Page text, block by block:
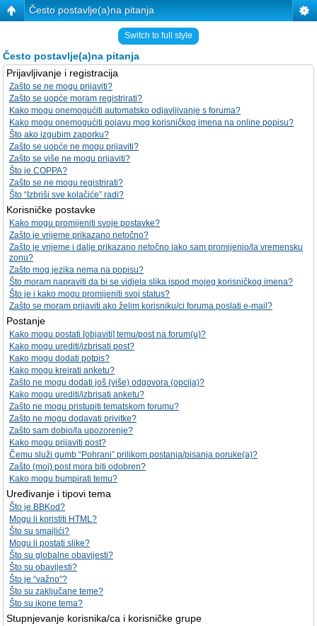
Često postavlje(a)na pitanja
Switch to full style
Često postavlje(a)na pitanja
Prijavljivanje i registracija
Zašto se ne mogu prijaviti?
Zašto se uopće moram registrirati?
Kako mogu onemogućiti automatsko odjavljivanje s foruma?
Kako mogu onemogućiti pojavu mog korisničkog imena na online popisu?
Što ako izgubim zaporku?
Zašto se uopće ne mogu prijaviti?
Zašto se više ne mogu prijaviti?
Što je COPPA?
Zašto se ne mogu registrirati?
Što “Izbriši sve kolačiće” radi?
Korisničke postavke
Kako mogu promijeniti svoje postavke?
Zašto je vrijeme prikazano netočno?
Zašto je vrijeme i dalje prikazano netočno iako sam promijenio/la vremensku
zonu?
Zašto mog jezika nema na popisu?
Što moram napraviti da bi se vidjela slika ispod mojeg korisničkog imena?
Što je i kako mogu promijeniti svoj status?
Zašto se moram prijaviti ako želim korisniku/ci foruma poslati e-mail?
Postanje
Kako mogu postati [objaviti] temu/post na forum(u)?
Kako mogu urediti/izbrisati post?
Kako mogu dodati potpis?
Kako mogu kreirati anketu?
Zašto ne mogu dodati još (više) odgovora (opcija)?
Kako mogu urediti/izbrisati anketu?
Zašto ne mogu pristupiti tematskom forumu?
Zašto ne mogu dodavati privitke?
Zašto sam dobio/la upozorenje?
Kako mogu prijaviti post?
Čemu služi gumb “Pohrani” prilikom postanja/pisanja poruke(a)?
Zašto (moj) post mora biti odobren?
Kako mogu bumpirati temu?
Uređivanje i tipovi tema
Što je BBKod?
Mogu li koristiti HTML?
Što su smajlići?
Mogu li postati slike?
Što su globalne obavijesti?
Što su obavijesti?
Što je “važno”?
Što su zaključane teme?
Što su ikone tema?
Stupnjevanje korisnika/ca i korisničke grupe